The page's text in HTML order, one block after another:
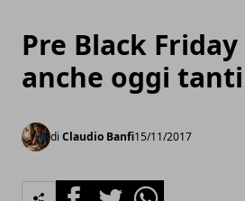
Pre Black
anche oggi
di Claudio Banfi15/11/2017
FacebookTwitterWhatsapp